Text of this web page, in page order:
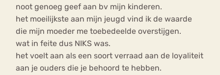
noot genoeg geef aan bv mijn kinderen.
het moeilijkste aan mijn jeugd vind ik de waarde
die mijn moeder me toebedeelde overstijgen.
wat in feite dus NIKS was.
het voelt aan als een soort verraad aan de loyaliteit
aan je ouders die je behoord te hebben.